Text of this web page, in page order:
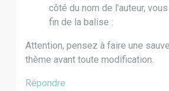
côté du nom de l’auteur,
fin de la balise :
Attention, pensez à faire une
thème avant toute modification.
Répondre